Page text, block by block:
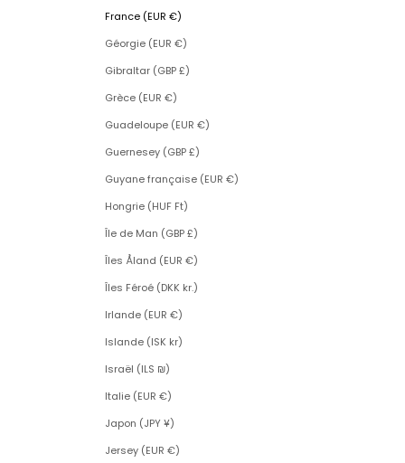
France (EUR €)
Géorgie (EUR €)
Gibraltar (GBP £)
Grèce (EUR €)
Guadeloupe (EUR €)
Guernesey (GBP £)
Guyane française (EUR €)
Hongrie (HUF Ft)
Île de Man (GBP £)
Îles Åland (EUR €)
Îles Féroé (DKK kr.)
Irlande (EUR €)
Islande (ISK kr)
Israël (ILS ₪)
Italie (EUR €)
Japon (JPY ¥)
Jersey (EUR €)